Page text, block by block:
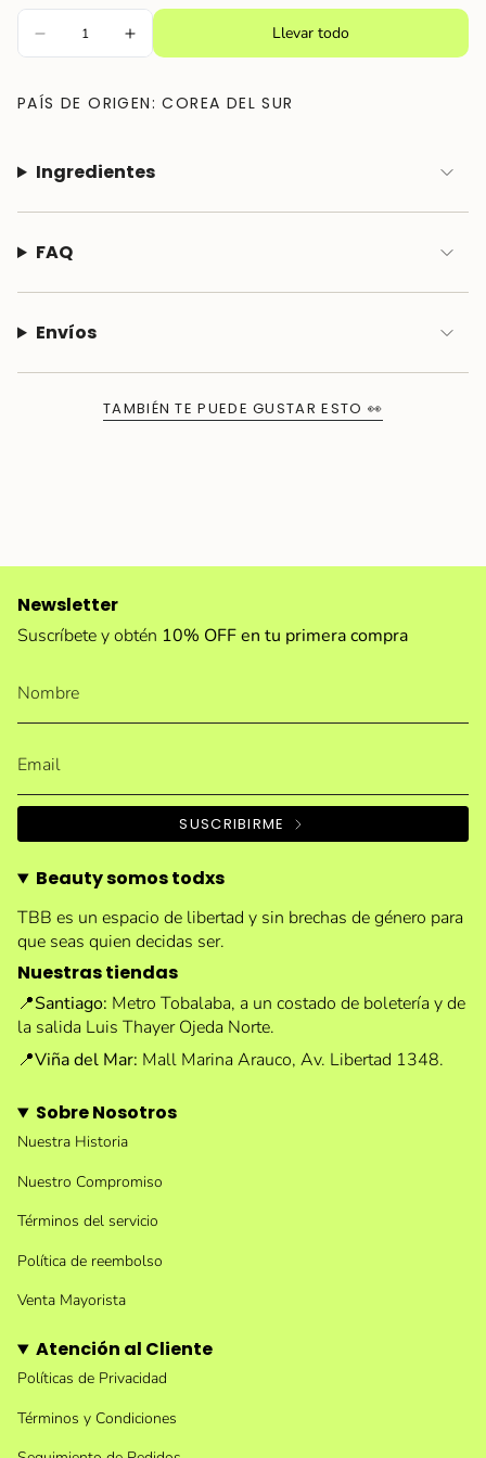
Llevar todo
PAÍS DE ORIGEN: COREA DEL SUR
Ingredientes
FAQ
Envíos
TAMBIÉN TE PUEDE GUSTAR ESTO 👀
Newsletter
Suscríbete y obtén 10% OFF en tu primera compra
SUSCRIBIRME
Beauty somos todxs
TBB es un espacio de libertad y sin brechas de género para
que seas quien decidas ser.
Nuestras tiendas
📍Santiago: Metro Tobalaba, a un costado de boletería y de
la salida Luis Thayer Ojeda Norte.
📍Viña del Mar: Mall Marina Arauco, Av. Libertad 1348.
Sobre Nosotros
Nuestra Historia
Nuestro Compromiso
Términos del servicio
Política de reembolso
Venta Mayorista
Atención al Cliente
Políticas de Privacidad
Términos y Condiciones